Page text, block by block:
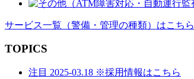
サービス一覧 （警備・管理の種類） はこちら
TOPICS
注目 2025-03.18 ※採用情報はこちら